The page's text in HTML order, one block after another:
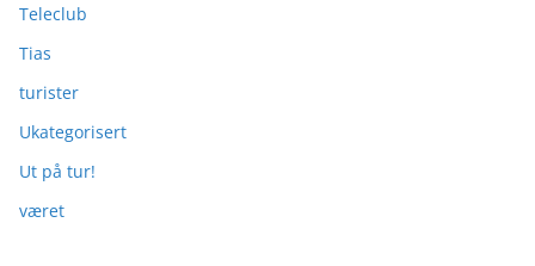
Teleclub
Tias
turister
Ukategorisert
Ut på tur!
været